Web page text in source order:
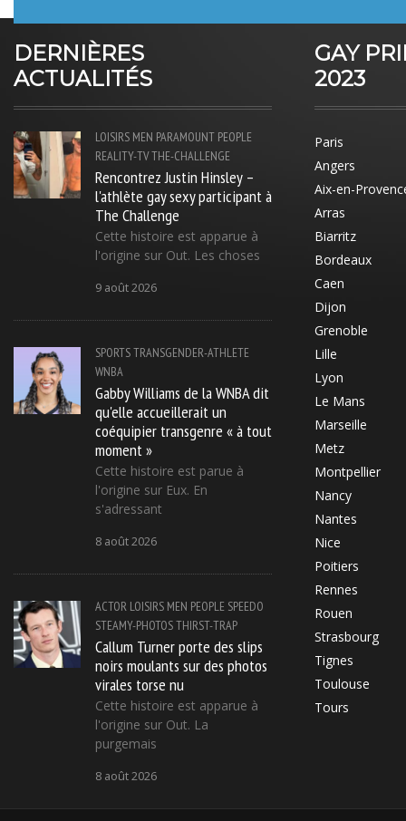
DERNIÈRES
ACTUALITÉS
LOISIRS MEN PARAMOUNT PEOPLE
REALITY-TVTHE-CHALLENGE
Rencontrez Justin Hinsley –
l'athlète gay sexy participant à
The Challenge
Cette histoire est apparue à
l'origine sur Out. Les choses
9 août 2026
SPORTSTRANSGENDER-ATHLETE
WNBA
Gabby Williams de la WNBA dit
qu'elle accueillerait un
coéquipier transgenre « à tout
moment »
Cette histoire est parue à
l'origine sur Eux. En
s'adressant
8 août 2026
ACTOR LOISIRS MEN PEOPLE SPEEDO
STEAMY-PHOTOSTHIRST-TRAP
Callum Turner porte des slips
noirs moulants sur des photos
virales torse nu
Cette histoire est apparue à
l'origine sur Out. La
purgemais
8 août 2026
GAY
2023
Paris
Angers
Aix-en-
Arras
Biarritz
Bordeaux
Caen
Dijon
Grenoble
Lille
Lyon
Le Mans
Marseille
Metz
Montpellier
Nancy
Nantes
Nice
Poitiers
Rennes
Rouen
Strasbourg
Tignes
Toulouse
Tours